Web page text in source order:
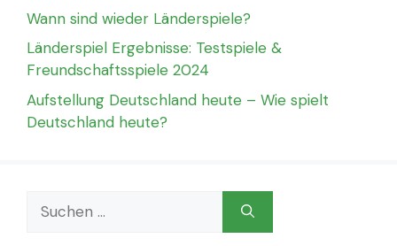
Wann sind wieder Länderspiele?
Länderspiel Ergebnisse: Testspiele &
Freundschaftsspiele 2024
Aufstellung Deutschland heute – Wie spielt
Deutschland heute?
Suchen
nach: